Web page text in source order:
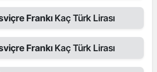
Frankı Kaç Türk Lirası
FrankıKaç Türk Lirası